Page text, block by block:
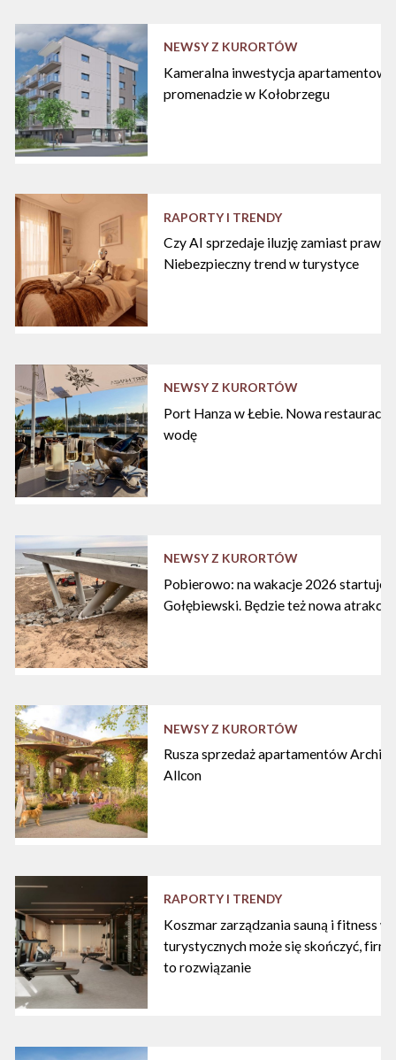
NEWSY Z KURORTÓW
Kameralna inwestycja
promenadzie w Kołobrzegu
RAPORTY I TRENDY
Czy AI sprzedaje iluzję zamiast
Niebezpieczny trend w turystyce
NEWSY Z KURORTÓW
Port Hanza w Łebie. Nowa restauracja
wodę
NEWSY Z KURORTÓW
Pobierowo: na wakacje 2026 startuje
Gołębiewski. Będzie też nowa atrakcja
NEWSY Z KURORTÓW
Rusza sprzedaż apartamentów
Allcon
RAPORTY I TRENDY
Koszmar zarządzania sauną i fitness w
turystycznych może się skończyć,
to rozwiązanie